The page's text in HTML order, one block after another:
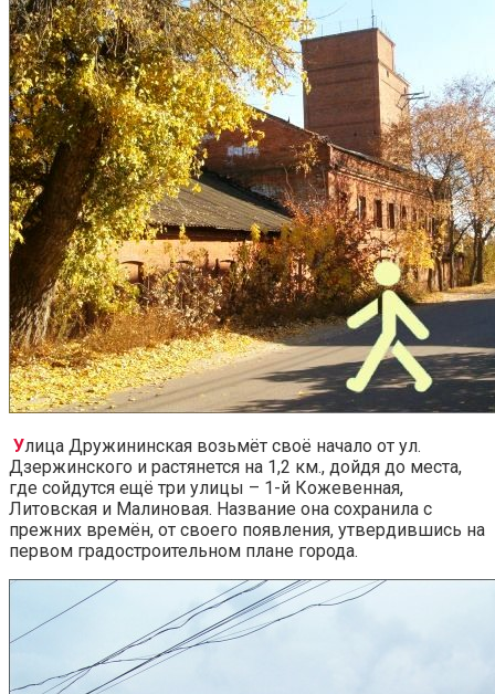
Улица Дружининская возьмёт своё начало от ул.
Дзержинского и растянется на 1,2 км., дойдя до места,
где сойдутся ещё три улицы – 1-й Кожевенная,
Литовская и Малиновая. Название она сохранила с
прежних времён, от своего появления, утвердившись на
первом градостроительном плане города.